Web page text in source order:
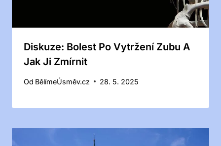
Diskuze: Bolest Po Vytržení Zubu A
Jak Ji Zmírnit
Od BělímeÚsměv.cz 28. 5. 2025